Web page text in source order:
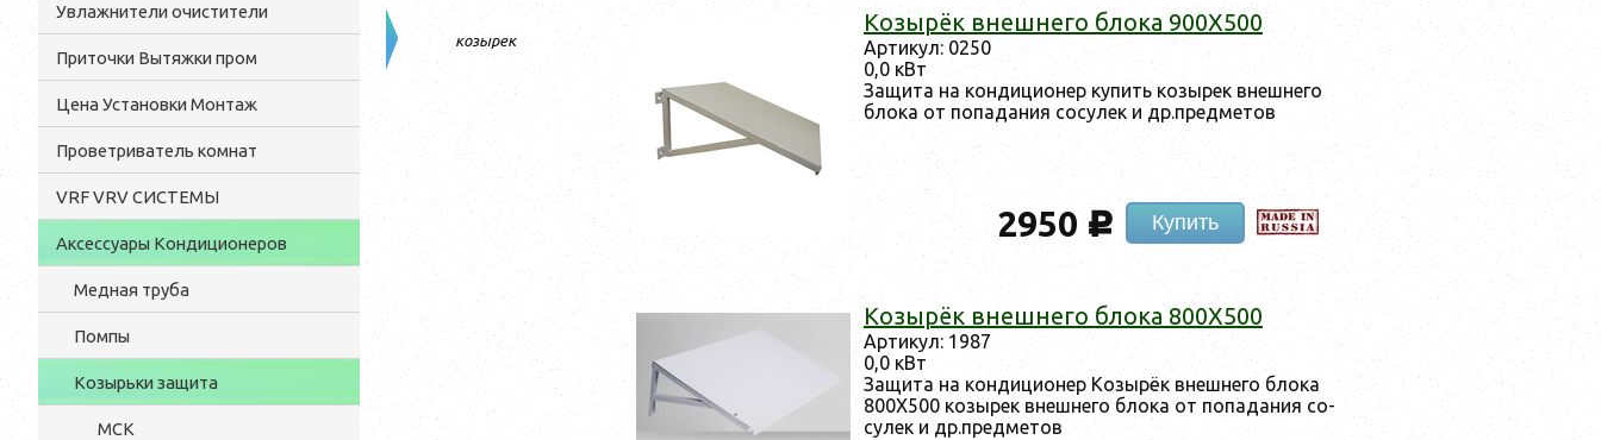
Увлажнители очистители
Приточки Вытяжки пром
Цена Установки Монтаж
Проветриватель комнат
VRF VRV СИСТЕМЫ
Аксессуары Кондиционеров
Медная труба
Помпы
Козырьки защита
МСК
козырек
Ко­зырёк внеш­не­го бло­ка 900X500
Ар­ти­кул: 0250
0,0 кВт
За­щита на кон­ди­ци­онер ку­пить ко­зырек внеш­не­го
бло­ка от по­пада­ния со­сулек и др.пред­ме­тов
2950 c Купить
Ко­зырёк внеш­не­го бло­ка 800X500
Ар­ти­кул: 1987
0,0 кВт
За­щита на кон­ди­ци­онер Ко­зырёк внеш­не­го бло­ка
800X500 ко­зырек внеш­не­го бло­ка от по­пада­ния со­
сулек и др.пред­ме­тов